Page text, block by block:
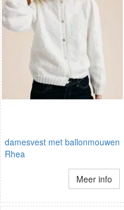
damesvest met ballonmouwen
Rhea
Meer info